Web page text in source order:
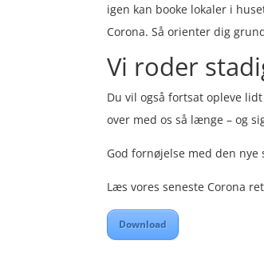
igen kan booke lokaler i
Corona. Så orienter dig
Vi roder
Du vil også fortsat opleve
over med os så længe – og
God fornøjelse med den nye
Læs vores seneste Corona
Download